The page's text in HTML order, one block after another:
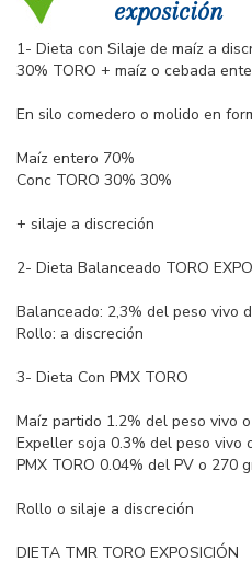
exposición
1- Dieta con Silaje de maíz a
30% TORO + maíz o cebada
En silo comedero o molido en
Maíz entero 70%
Conc TORO 30% 30%
+ silaje a discreción
2- Dieta Balanceado TORO
Balanceado: 2,3% del peso vivo
Rollo: a discreción
3- Dieta Con PMX TORO
Maíz partido 1.2% del peso vivo
Expeller soja 0.3% del peso vivo
PMX TORO 0.04% del PV o 270
Rollo o silaje a discreción
DIETA TMR TORO EXPOSICIÓN